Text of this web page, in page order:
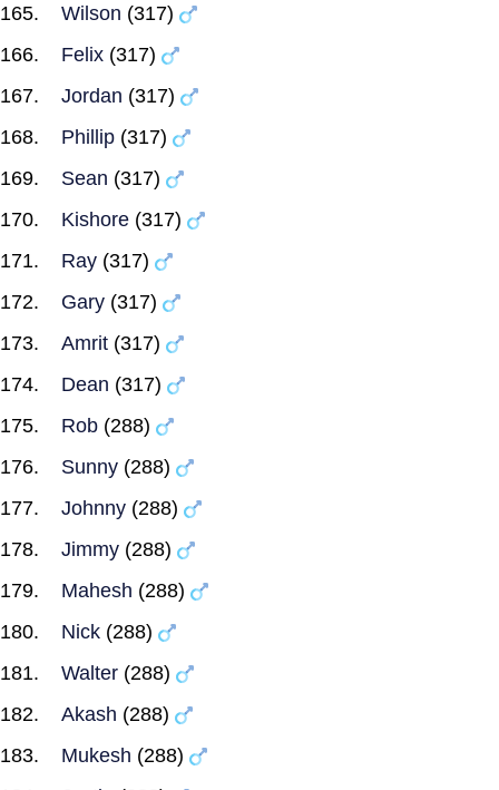
Wilson (317)
Felix (317)
Jordan (317)
Phillip (317)
Sean (317)
Kishore (317)
Ray (317)
Gary (317)
Amrit (317)
Dean (317)
Rob (288)
Sunny (288)
Johnny (288)
Jimmy (288)
Mahesh (288)
Nick (288)
Walter (288)
Akash (288)
Mukesh (288)